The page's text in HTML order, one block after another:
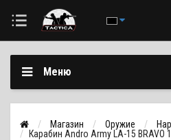
Меню
Магазин Оружие
Карабин Andro Army LA-15 BRAVO